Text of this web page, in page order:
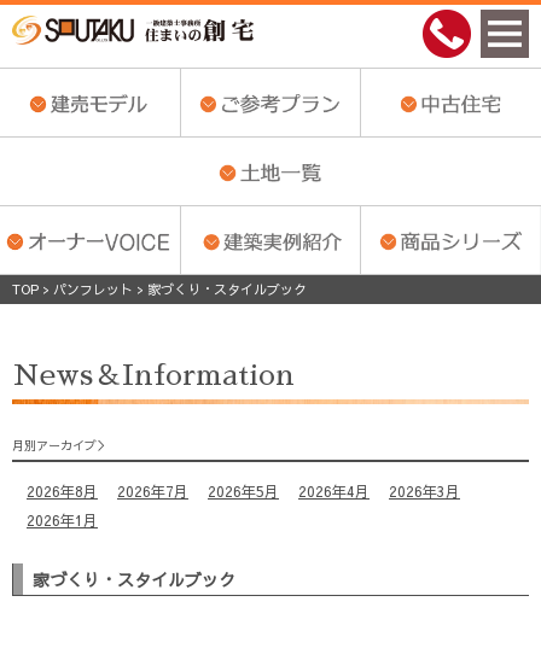
TOP > パンフレット > 家づくり・スタイルブック
News＆Information
月別アーカイブ
2026年8月 2026年7月 2026年5月 2026年4月
2026年3月
2026年1月
家づくり・スタイルブック